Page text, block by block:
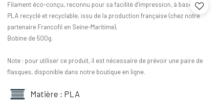
Filament éco-conçu, reconnu pour sa facilité d’impression, à base de
PLA recyclé et recyclable, issu de la production française (chez notre
partenaire Francofil en Seine-Maritime).
Bobine de 500g.
Note : pour utiliser ce produit, il est nécessaire de prévoir une paire de
flasques, disponible dans notre boutique en ligne.
Matière : PLA